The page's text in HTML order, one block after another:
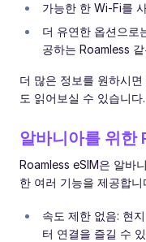
가능한 한 Wi-Fi를
더 유연한 옵션으로
공하는 Roamless
더 많은 정보를 원하시
도 읽어보실 수 있습니다.
알바니아를 위한
Roamless eSIM은 알바
한 여러 기능을 제공합니
속도 제한 없음: 현
터 연결을 즐길 수